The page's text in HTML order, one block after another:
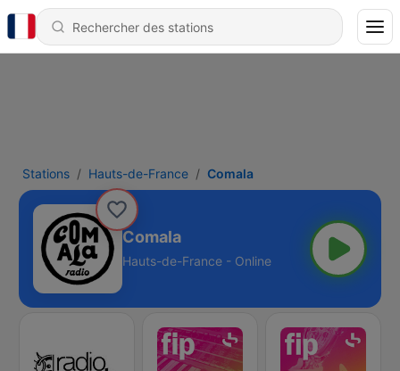
Stations Hauts-de-France Comala
Comala
Hauts-de-France - Online